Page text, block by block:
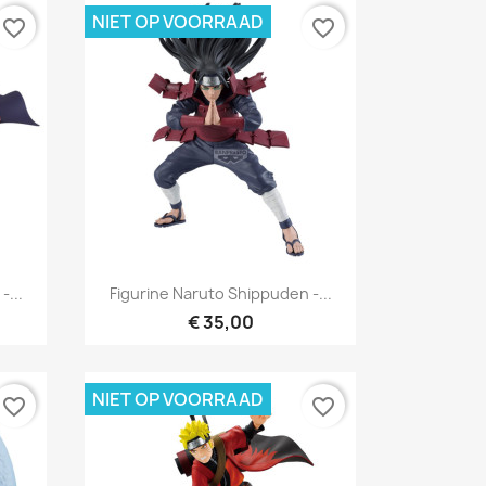
...
favorite_border
Snel bekijken
Figurine Naruto Shippuden -...
€ 35,00
NIET OP VOORRAAD favorite_border
favorite_border NIET OP VOORRAAD favorite_border